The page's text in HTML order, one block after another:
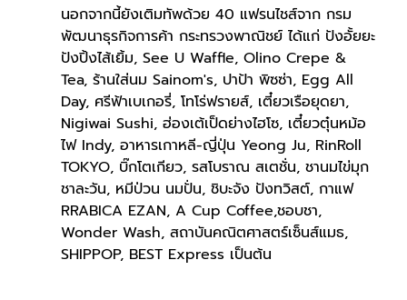
นอกจากนี้ยังเติมทัพด้วย 40 แฟรนไชส์จาก กรม
พัฒนาธุรกิจการค้า กระทรวงพาณิชย์ ได้แก่ ปังอั้ยยะ
ปังปิ้งไส้เยิ้ม, See U Waffle, Olino Crepe &
Tea, ร้านใส่นม Sainom's, ปาป้า พิซซ่า, Egg All
Day, ศรีฟ้าเบเกอรี่, โทโร่ฟรายส์, เตี๋ยวเรือยุดยา,
Nigiwai Sushi, ฮ่องเต้เป็ดย่างไฮโซ, เตี๋ยวตุ๋นหม้อ
ไฟ Indy, อาหารเกาหลี-ญี่ปุ่น Yeong Ju, RinRoll
TOKYO, บิ๊กโตเกียว, รสโบราณ สเตชั่น, ชานมไข่มุก
ชาละวัน, หมีป่วน นมปั่น, ชิบะจัง ปังทวิสต์, กาแฟ
RRABICA EZAN, A Cup Coffee,ชอบชา,
Wonder Wash, สถาบันคณิตศาสตร์เซ็นส์แมธ,
SHIPPOP, BEST Express เป็นต้น